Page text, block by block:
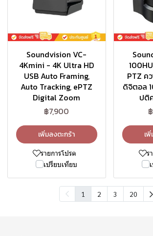
Soundvision VC-
4Kmini - 4K Ultra HD
USB Auto Framing,
Auto Tracking, ePTZ
Digital Zoom
฿7,900
เพิ่มลงตะกร้า
รายการโปรด
เปรียบเทียบ
PTZ ค
ดิจิตอล
ปติ
เ
ร
1 2 3 20